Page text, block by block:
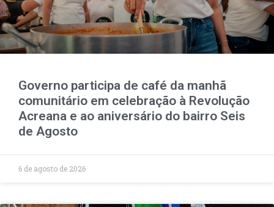
Governo participa de café da manhã
comunitário em celebração à Revolução
Acreana e ao aniversário do bairro Seis
de Agosto
6 de agosto de 2026